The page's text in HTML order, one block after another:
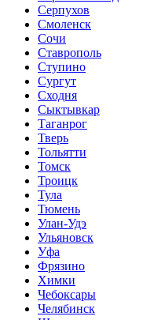
Серпухов
Смоленск
Сочи
Ставрополь
Ступино
Сургут
Сходня
Сыктывкар
Таганрог
Тверь
Тольятти
Томск
Троицк
Тула
Тюмень
Улан-Удэ
Ульяновск
Уфа
Фрязино
Химки
Чебоксары
Челябинск